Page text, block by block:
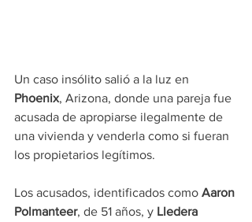
Un caso insólito salió a la luz en
Phoenix, Arizona, donde una pareja fue
acusada de apropiarse ilegalmente de
una vivienda y venderla como si fueran
los propietarios legítimos.
Los acusados, identificados como Aaron
Polmanteer, de 51 años, y Lledera